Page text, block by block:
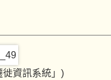
徙資訊系統」)